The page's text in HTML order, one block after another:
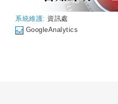
系統維護: 資訊處
GoogleAnalytics